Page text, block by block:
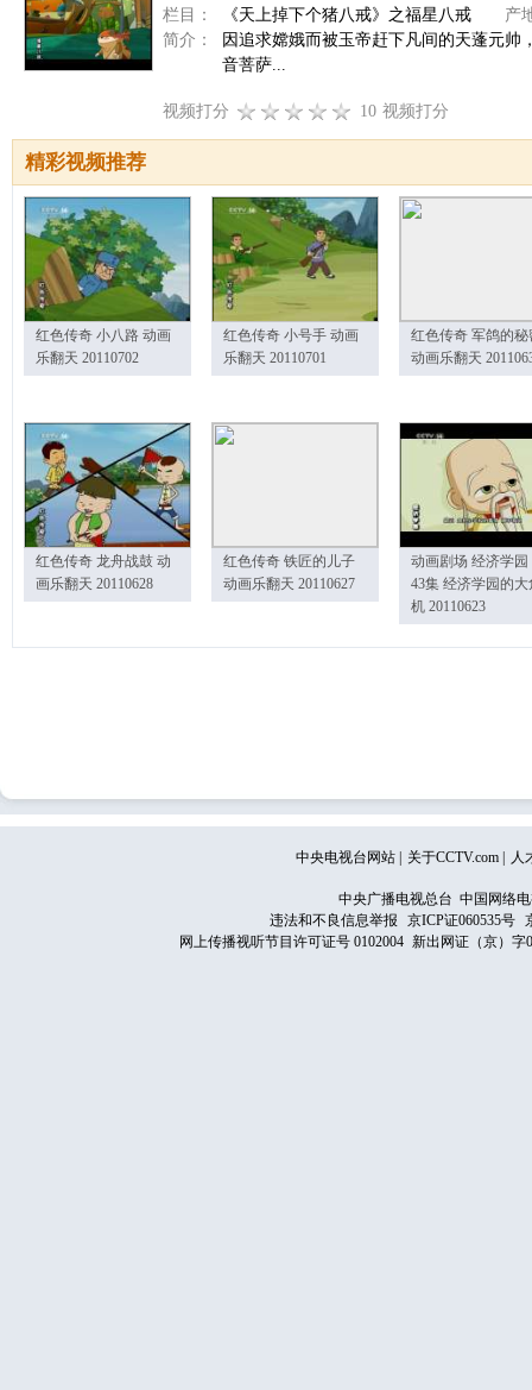
栏目：
《天上掉下个猪八戒》之福星八戒 产
简介：
因追求嫦娥而被玉帝赶下凡间的天蓬元
音菩萨...
视频打分 10 视频打分
精彩视频推荐
红色传奇 小八路 动画
乐翻天 20110702
红色传奇 小号手 动画
乐翻天 20110701
红色传奇 军鸽的秘
动画乐翻天
红色传奇 龙舟战鼓 动
画乐翻天 20110628
红色传奇 铁匠的儿子
动画乐翻天 20110627
动画剧场 经济学园
43集 经济学园的大
机 20110623
中央电视台网站 关于CCTV.com 人
中央广播电视总台 中国网络
违法和不良信息举报
京ICP证060535号
网上传播视听节目许可证号 0102004 新出网证（京）